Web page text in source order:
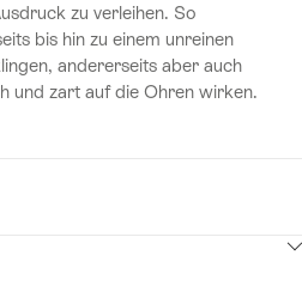
zu verleihen. So
bis hin zu einem unreinen
andererseits aber auch
und zart auf die Ohren wirken.